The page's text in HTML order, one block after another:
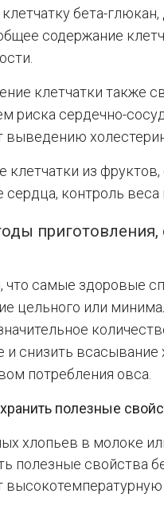
бета-
содержание
клетчатки также
риска сердечно-
выведению
клетчатки из
контроль веса
что самые здоровые
цельного или
снизить всасывание
потребления овса.
полезные
хлопьев в молоке
полезные свойства